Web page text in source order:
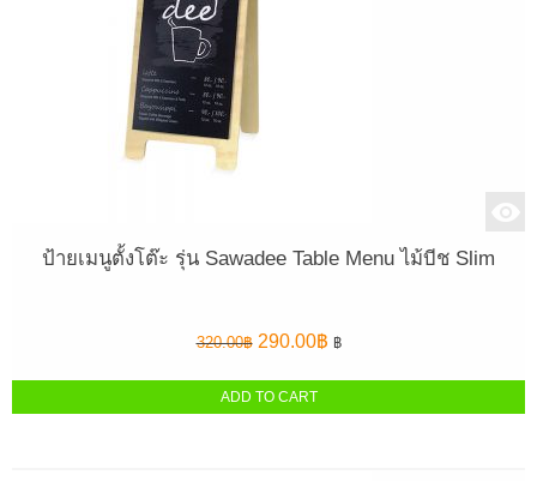
ป้ายเมนูตั้งโต๊ะ รุ่น Sawadee Table Menu ไม้บีช Slim
320.00฿ Original
was:
290.00฿Current
฿
ADD TO CART